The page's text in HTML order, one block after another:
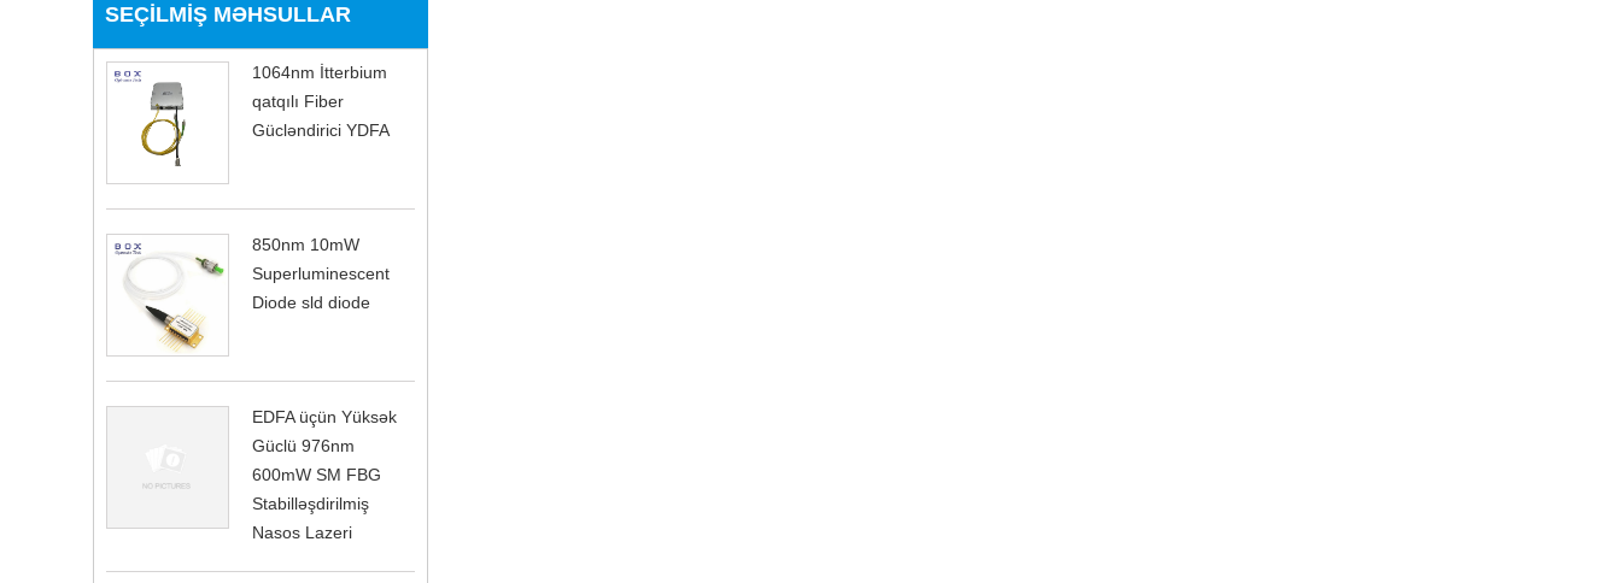
SEÇILMIŞ MƏHSULLAR
1064nm İtterbium
qatqılı Fiber
Gücləndirici YDFA
850nm 10mW
Superluminescent
Diode sld diode
EDFA üçün Yüksək
Güclü 976nm
600mW SM FBG
Stabilləşdirilmiş
Nasos Lazeri